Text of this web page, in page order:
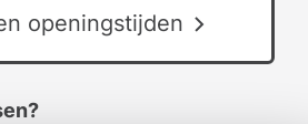
openingstijden